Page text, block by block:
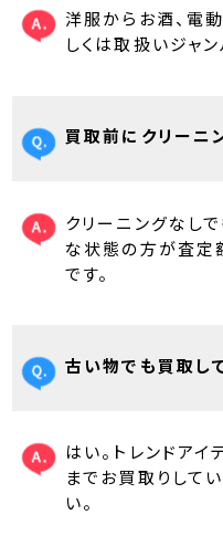
洋服からお酒、電
しくは取扱いジャ
買取前にクリーニ
クリーニングなし
な状態の方が査定
です。
古い物でも買取し
はい。トレンドア
までお買取りして
い。